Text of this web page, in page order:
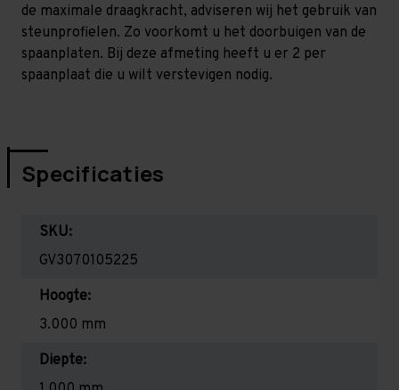
de maximale draagkracht, adviseren wij het gebruik van
steunprofielen. Zo voorkomt u het doorbuigen van de
spaanplaten. Bij deze afmeting heeft u er 2 per
spaanplaat die u wilt verstevigen nodig.
Specificaties
SKU:
GV3070105225
Hoogte:
3.000 mm
Diepte: